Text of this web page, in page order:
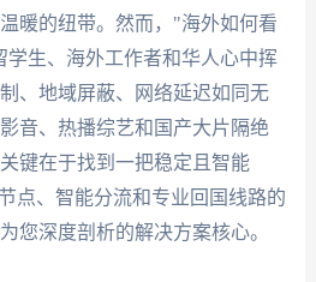
暖的纽带。然而，"海外如何看
学生、海外工作者和华人心中挥
、地域屏蔽、网络延迟如同无
音、热播综艺和国产大片隔绝
键在于找到一把稳定且智能
点、智能分流和专业回国线路的
您深度剖析的解决方案核心。